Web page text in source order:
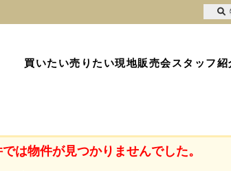
買いたい売りたい現地販売会スタッフ紹
は物件が見つかりませんでした。